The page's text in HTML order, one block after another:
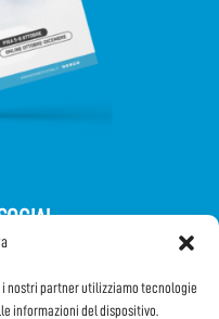
i nostri partner utilizziamo tecnologie
informazioni del dispositivo.